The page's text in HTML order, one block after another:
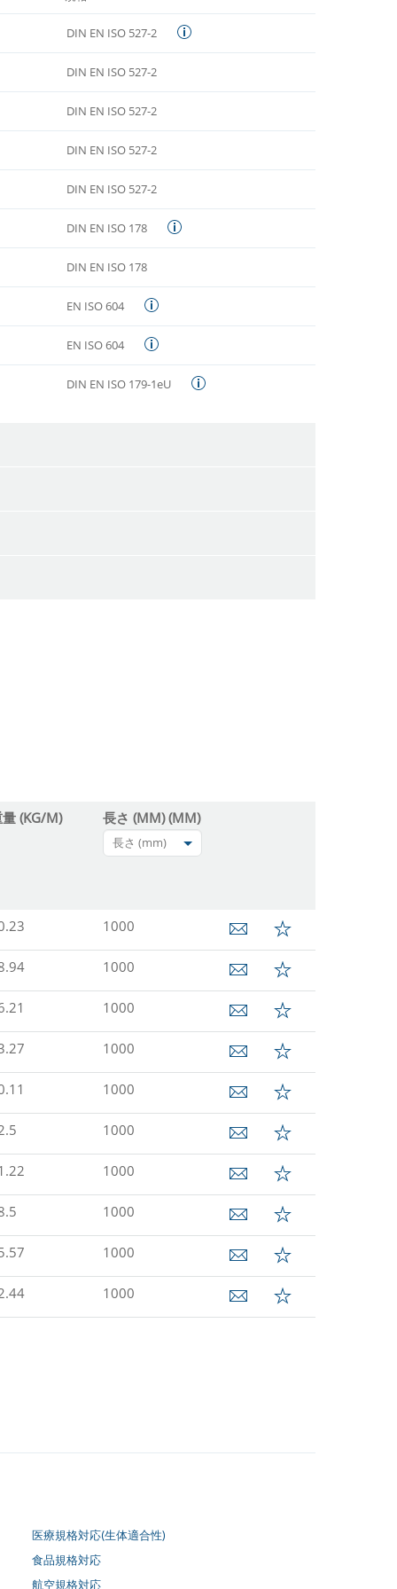
DIN EN ISO 527-2
DIN EN ISO 527-2
DIN EN ISO 527-2
DIN EN ISO 527-2
DIN EN ISO 527-2
DIN EN ISO 178
DIN EN ISO 178
EN ISO 604
EN ISO 604
DIN EN ISO 179-1eU
(KG/M) 長さ (MM) (MM)
長さ (mm)
1000
1000
1000
1000
1000
1000
1000
1000
1000
1000
医療規格対応(生体適合性)
食品規格対応
航空規格対応